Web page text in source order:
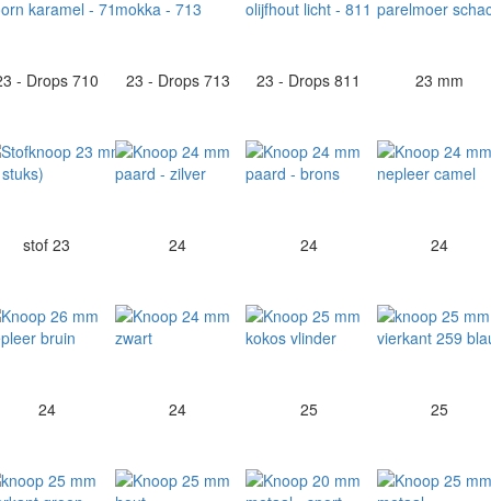
- Drops 710 23 - Drops 713 23 - Drops 811 23 mm
stof 23 24 24 24
24 24 25 25